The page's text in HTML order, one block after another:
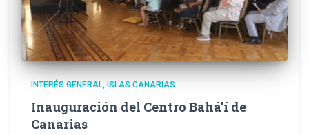
INTERÉS GENERAL ISLAS CANARIAS
Inauguración del Centro Bahá’í de
Canarias